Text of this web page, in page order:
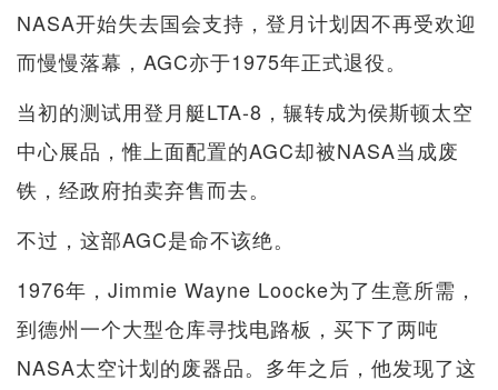
NASA开始失去国会支持，登月计划因不再受欢迎
而慢慢落幕，AGC亦于1975年正式退役。
当初的测试用登月艇LTA-8，辗转成为侯斯顿太空
中心展品，惟上面配置的AGC却被NASA当成废
铁，经政府拍卖弃售而去。
不过，这部AGC是命不该绝。
1976年，Jimmie Wayne Loocke为了生意所需，
到德州一个大型仓库寻找电路板，买下了两吨
NASA太空计划的废器品。多年之后，他发现了这